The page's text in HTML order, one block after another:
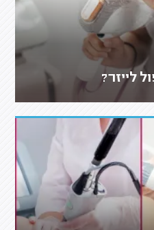
לייזר?